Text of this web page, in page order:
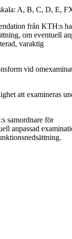
A, B, C, D, E,
från KTH:s
om eventuell
varaktig
vid
att examineras
samordnare för
anpassad